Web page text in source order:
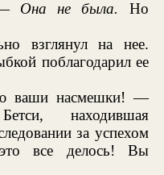
Она не была.
Но
взглянул на нее.
поблагодарил ее
ваши насмешки! —
находившая
за успехом
все делось! Вы